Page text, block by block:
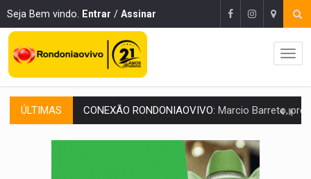
Seja Bem vindo. Entrar / Assinar
ÚLTIMAS DA RECICLAGEM AO SUCESSO:A trajetória de superação de
'RIO OMERÊ':MPF pede condenação do Banco do Brasil por financiar
Vilhena realiza audiência pública sobre